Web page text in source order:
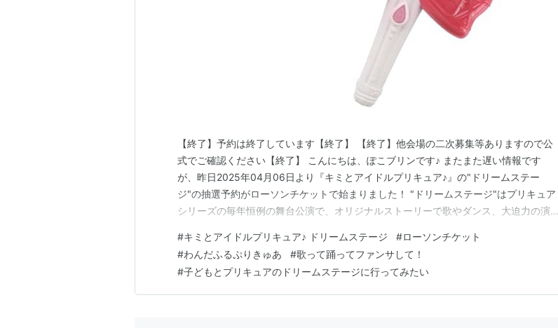
【終了】予約は終了しています【終了】 【終了】他会場の二次募集等ありますので公
式でご確認ください【終了】 こんにちは、ぽこブリンです♪ またまた遅い情報です
が、昨日2025年04月06日より『キミとアイドルプリキュア♪』の"ドリームステー
ジ"の抽選予約がローソンチケットで始まりました！ "ドリームステージ"はプリキュア
シリーズの毎年恒例の舞台公演で、オリジナルストーリーで歌やダンス、大迫力の演出
ジン表示のタイトルがまだ『わんだふるぷりきゅあ』のまま？早く修正してあげてー
（涙） 劇団の"劇団飛行船"…
#キミとアイドルプリキュア♪ ドリームステージ #ローソンチケット
#わんだふるぷりきゅあ #歌って踊ってファンサして！
#子どもとプリキュアのドリームステージに行ってみたい